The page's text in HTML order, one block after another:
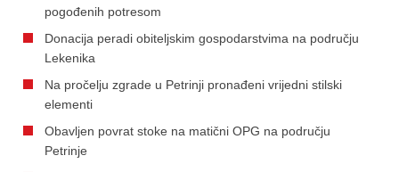
pogođenih potresom
Donacija peradi obiteljskim gospodarstvima na području
Lekenika
Na pročelju zgrade u Petrinji pronađeni vrijedni stilski
elementi
Obavljen povrat stoke na matični OPG na području
Petrinje